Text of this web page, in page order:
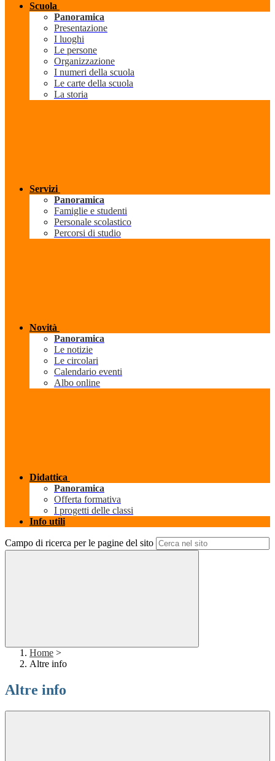
Scuola
Panoramica
Presentazione
I luoghi
Le persone
Organizzazione
I numeri della scuola
Le carte della scuola
La storia
Servizi
Panoramica
Famiglie e studenti
Personale scolastico
Percorsi di studio
Novità
Panoramica
Le notizie
Le circolari
Calendario eventi
Albo online
Didattica
Panoramica
Offerta formativa
I progetti delle classi
Info utili
Campo di ricerca per le pagine del sito
Home >
Altre info
Altre info